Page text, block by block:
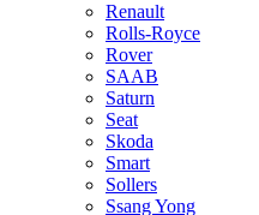
Renault
Rolls-Royce
Rover
SAAB
Saturn
Seat
Skoda
Smart
Sollers
Ssang Yong